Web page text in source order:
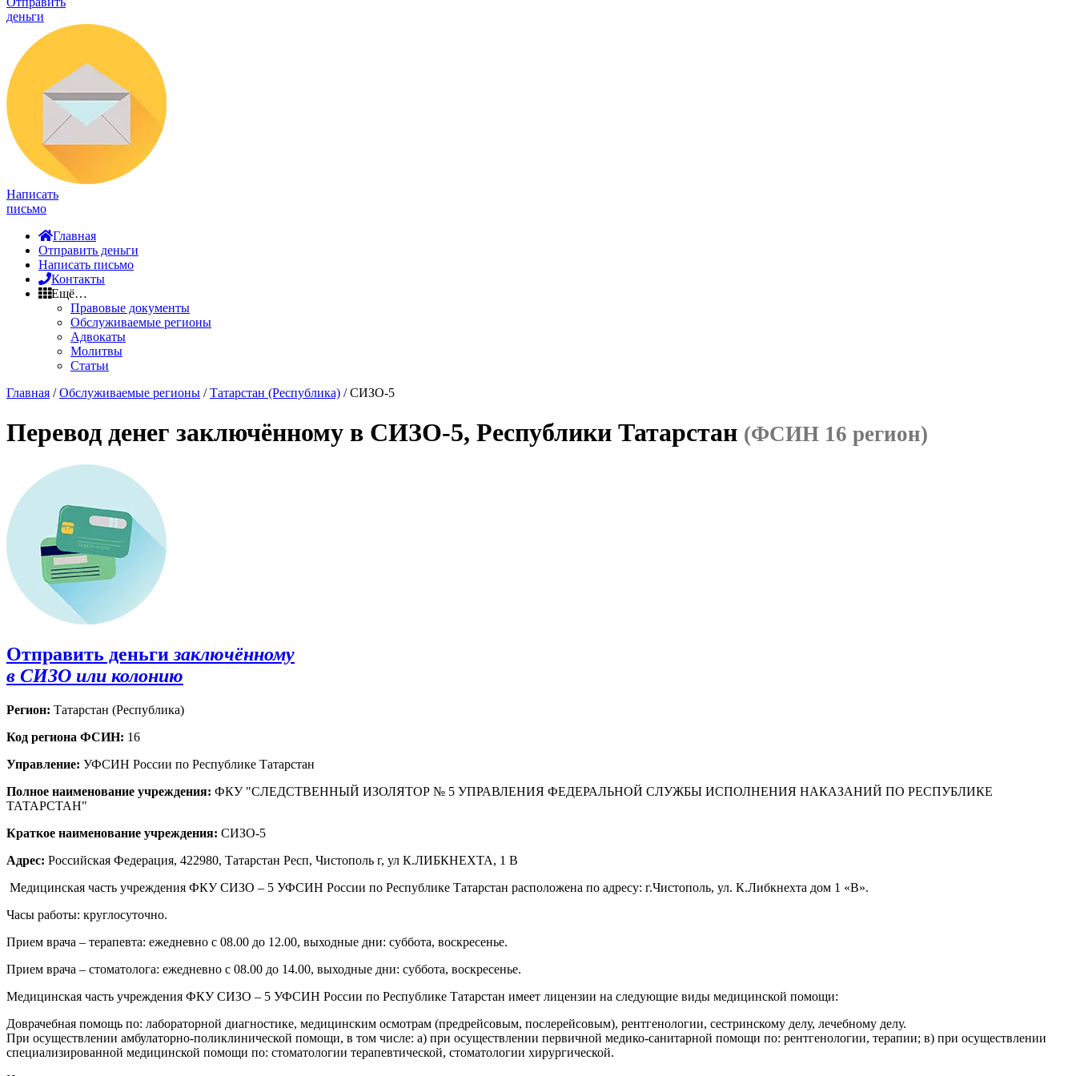
деньги
Написать
письмо
Главная
Отправить деньги
Написать письмо
Контакты
Ещё…
Правовые документы
Обслуживаемые регионы
Адвокаты
Молитвы
Статьи
Главная /Обслуживаемые регионы /Татарстан (Республика) / СИЗО-5
Перевод денег заключённому в СИЗО-5, Республики Татарстан (ФСИН 16 регион)
Отправить деньги заключённому
в СИЗО или колонию
Регион: Татарстан (Республика)
Код региона ФСИН: 16
Управление: УФСИН России по Республике Татарстан
Полное наименование учреждения: ФКУ "СЛЕДСТВЕННЫЙ ИЗОЛЯТОР № 5 УПРАВЛЕНИЯ ФЕДЕРАЛЬНОЙ СЛУЖБЫ ИСПОЛНЕНИЯ НАКАЗАНИЙ ПО РЕСПУБЛИКЕ
ТАТАРСТАН"
Краткое наименование учреждения: СИЗО-5
Адрес: Российская Федерация, 422980, Татарстан Респ, Чистополь г, ул К.ЛИБКНЕХТА, 1 В
Медицинская часть учреждения ФКУ СИЗО – 5 УФСИН России по Республике Татарстан расположена по адресу: г.Чистополь, ул. К.Либкнехта дом 1 «В».
Часы работы: круглосуточно.
Прием врача – терапевта: ежедневно с 08.00 до 12.00, выходные дни: суббота, воскресенье.
Прием врача – стоматолога: ежедневно с 08.00 до 14.00, выходные дни: суббота, воскресенье.
Медицинская часть учреждения ФКУ СИЗО – 5 УФСИН России по Республике Татарстан имеет лицензии на следующие виды медицинской помощи:
Доврачебная помощь по: лабораторной диагностике, медицинским осмотрам (предрейсовым, послерейсовым), рентгенологии, сестринскому делу, лечебному делу.
При осуществлении амбулаторно-поликлинической помощи, в том числе: а) при осуществлении первичной медико-санитарной помощи по: рентгенологии, терапии; в) при осуществлении
специализированной медицинской помощи по: стоматологии терапевтической, стоматологии хирургической.